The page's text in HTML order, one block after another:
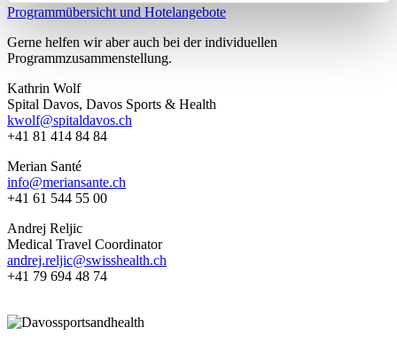
Programmübersicht und Hotelangebote
Gerne helfen wir aber auch bei der individuellen
Programmzusammenstellung.
Kathrin Wolf
Spital Davos, Davos Sports & Health
kwolf@spitaldavos.ch
+41 81 414 84 84
Merian Santé
info@meriansante.ch
+41 61 544 55 00
Andrej Reljic
Medical Travel Coordinator
andrej.reljic@swisshealth.ch
+41 79 694 48 74